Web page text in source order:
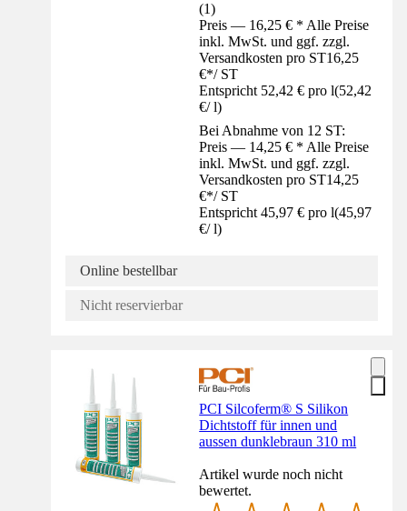
(1)
Preis — 16,25 € * Alle Preise
inkl. MwSt. und ggf. zzgl.
Versandkosten pro ST16,25
€*/ ST
Entspricht 52,42 € pro l(52,42
€/ l)
Bei Abnahme von 12 ST:
Preis — 14,25 € * Alle Preise
inkl. MwSt. und ggf. zzgl.
Versandkosten pro ST14,25
€*/ ST
Entspricht 45,97 € pro l(45,97
€/ l)
Online bestellbar
Nicht reservierbar
PCI Silcoferm® S Silikon
Dichtstoff für innen und
aussen dunklebraun 310 ml
Artikel wurde noch nicht
bewertet.